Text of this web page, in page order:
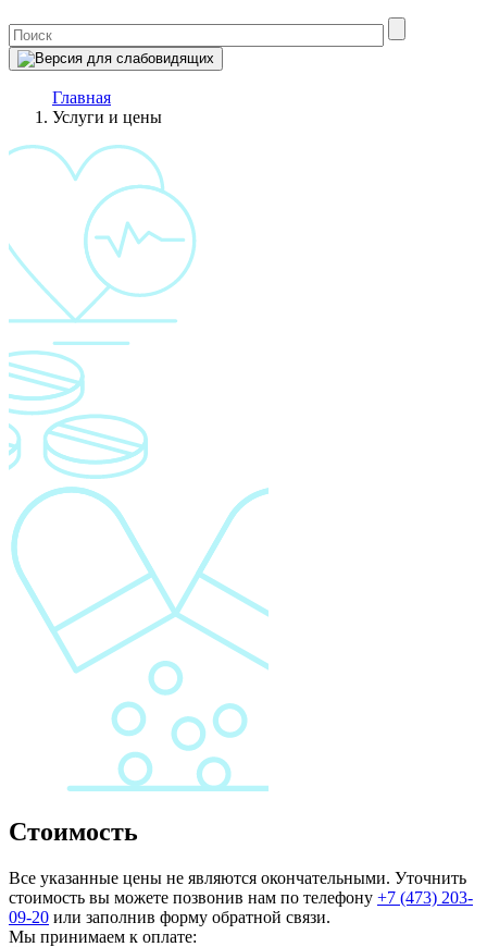
Главная
Услуги и цены
Стоимость
Все указанные цены не являются окончательными. Уточнить
стоимость вы можете позвонив нам по телефону +7 (473) 203-
09-20 или заполнив форму обратной связи.
Мы принимаем к оплате: